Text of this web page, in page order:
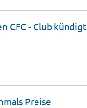
CFC - Club kündigt
Preise